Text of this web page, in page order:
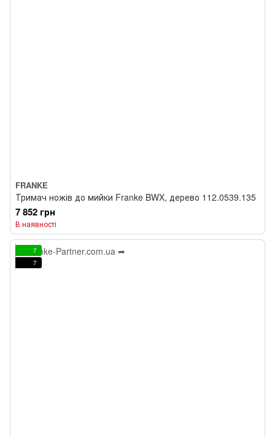
FRANKE
Тримач ножів до мийки Franke BWX, дерево 112.0539.135
7 852 грн
В наявності
7
7